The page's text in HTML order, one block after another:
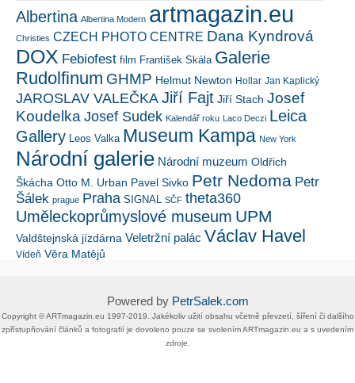
Albertina Albertina Modern artmagazin.eu
Christies CZECH PHOTO CENTRE Dana Kyndrová
DOX Febiofest film František Skála Galerie
Rudolfinum GHMP Helmut Newton Hollar Jan Kaplický
JAROSLAV VALEČKA Jiří Fajt Jiří Stach Josef
Koudelka Josef Sudek Kalendář roku Laco Deczi Leica
Gallery Leos Valka Museum Kampa New York
Národní galerie Národní muzeum Oldřich
Škácha Otto M. Urban Pavel Sivko Petr Nedoma Petr
Šálek prague Praha SIGNAL SČF theta360
Uměleckoprůmyslové museum UPM
Valdštejnská jízdárna Veletržní palác Václav Havel
Vídeň Věra Matějů
Powered by PetrSalek.com
Copyright ©​ ​​ARTmagazin.eu ​1997-2019​.​ Jakékoliv užití obsahu včetně převzetí, šíření či dalšího
zpřístupňování článků a fotografií je dovoleno pouze se svolením ​ARTmagazin.eu​ ​a s uvedením
zdroje.